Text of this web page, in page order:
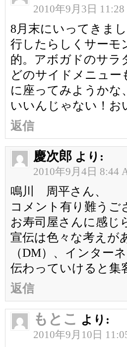
2010年9月3日
8月末にいってきま
行したらしくサーモ
的。アボガドのサラ
どのサイドメニュ
に座ってみようかな
いいんじゃない！お
返信
慶次郎 より:
2010年9月4日 8:44
鳴川 周平さん、
コメント有り難うご
お寿司屋さんに感じ
宣伝は色々な考えが
（DM）、インター
伝わっていけると集
返信
もとこ より:
2010年9月10日